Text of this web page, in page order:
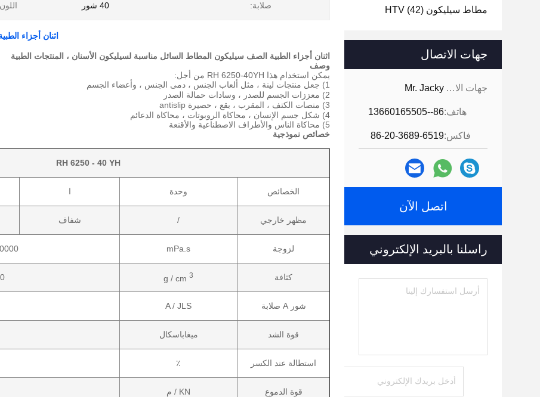
مطاط سيليكون HTV (42)
جهات الاتصال
جهات الاتصال: Mr. Jacky
هاتف:86--13660165505
فاكس:86-20-3689-6519
اتصل الآن
راسلنا بالبريد الإلكتروني
صلابة: 40 شور
اثنان أجزاء
اثنان أجزاء الطبية الصف سيليكون المطاط السائل مناسبة لسيليكون الأسنان ، المنتجات الطبية
وصف
يمكن استخدام هذا RH 6250-40YH من أجل:
1)
جعل منتجات لينة ، مثل ألعاب الجنس ، دمى الجنس ، وأعضاء الجسم
2)
معززات الجسم للصدر ، وسادات حمالة الصدر
3)
منصات الكتف ، المقرب ، بقع ، حصيرة antislip
4) شكل جسم الإنسان ، محاكاة الروبوتات ، محاكاة الدعائم
5) محاكاة الناس والأطراف الاصطناعية والأقنعة
خصائص نموذجية
RH 6250 - 40 YH
الخصائص وحدة ا
مظهر خارجي / شفاف
لزوجة mPa.s
كثافة g / cm 3
شور A صلابة A / JLS
قوة الشد ميغاباسكال
استطالة عند الكسر ٪
قوة الدموع KN / م